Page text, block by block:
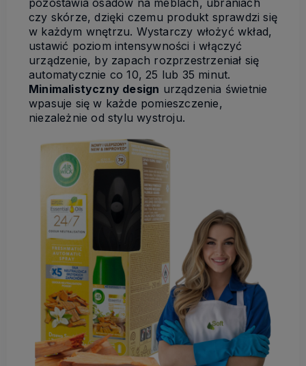
czy skórze, dzięki czemu produkt sprawdzi się
w każdym wnętrzu. Wystarczy włożyć wkład,
ustawić poziom intensywności i włączyć
urządzenie, by zapach rozprzestrzeniał się
automatycznie co 10, 25 lub 35 minut.
Minimalistyczny design urządzenia świetnie
wpasuje się w każde pomieszczenie,
niezależnie od stylu wystroju.